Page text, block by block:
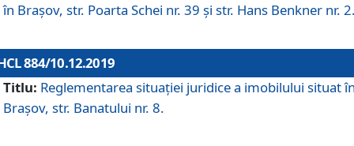
în Brașov, str. Poarta Schei nr. 39 și str. Hans Benkner nr.
884/10.12.2019
Titlu: Reglementarea situației juridice a imobilului situat
Brașov, str. Banatului nr. 8.